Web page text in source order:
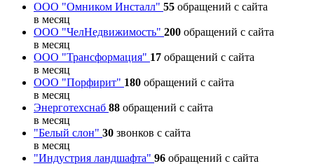
ООО "Омником Инсталл" 55 обращений с сайта
в месяц
ООО "ЧелНедвижимость" 200 обращений с сайта
в месяц
ООО "Трансформация" 17 обращений с сайта
в месяц
ООО "Порфирит" 180 обращений с сайта
в месяц
Энерготехснаб 88 обращений с сайта
в месяц
"Белый слон" 30 звонков с сайта
в месяц
"Индустрия ландшафта" 96 обращений с сайта